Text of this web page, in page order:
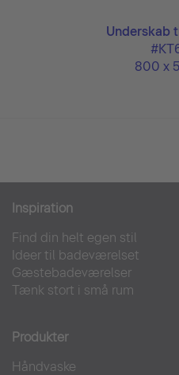
Underskab
800 x
Inspiration
Find din helt egen stil
Ideer til badeværelset
Gæstebadeværelser
Tænk stort i små rum
Produkter
Håndvaske